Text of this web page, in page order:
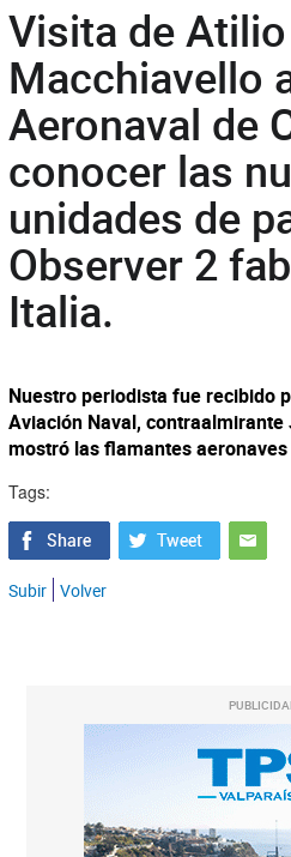
Visita de Atilio
Macchiavello
Aeronaval de
conocer las
unidades de
Observer 2
Italia.
Nuestro periodista fue recibido
Aviación Naval, contraalmirante
mostró las flamantes
Tags:
Subir Volver